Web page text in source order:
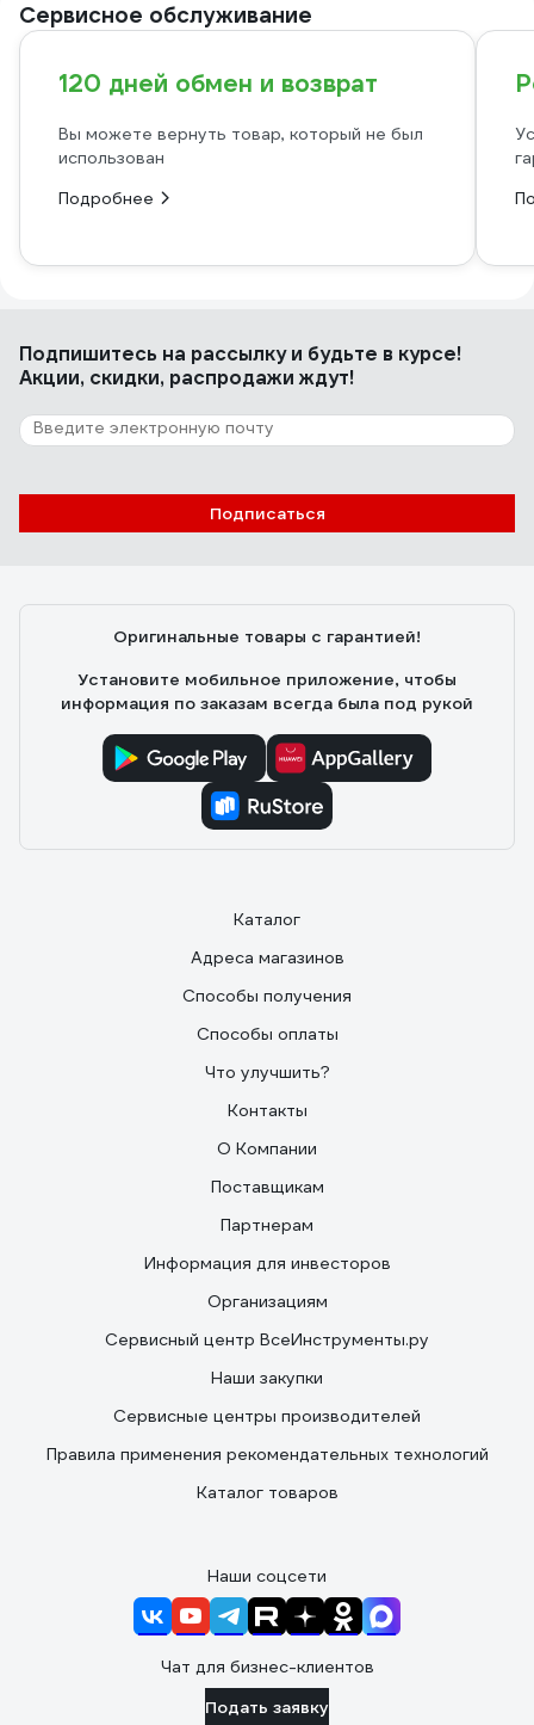
Сервисное обслуживание
120 дней обмен и возврат
Вы можете вернуть товар, который не был
использован
Подробнее
Подпишитесь на рассылкуи будьте в курсе!
Акции, скидки, распродажи ждут!
Подписаться
Оригинальные товары с гарантией!
Установите мобильное приложение, чтобы
информация по заказам всегда была под рукой
Каталог
Адреса магазинов
Способы получения
Способы оплаты
Что улучшить?
Контакты
О Компании
Поставщикам
Партнерам
Информация для инвесторов
Организациям
Сервисный центр ВсеИнструменты.ру
Наши закупки
Сервисные центры производителей
Правила применения рекомендательных технологий
Каталог товаров
Наши соцсети
Чат для бизнес-клиентов
Подать заявку